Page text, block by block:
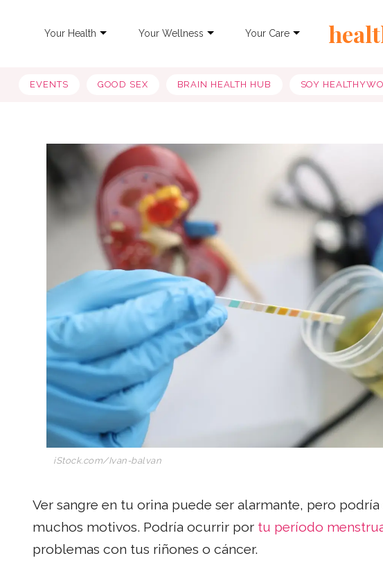
Your Health Your Wellness Your Care
EVENTS GOOD SEX BRAIN HEALTH HUB SOY
iStock.com/Ivan-balvan
Ver sangre en tu orina puede ser alarmante, pero
muchos motivos. Podría ocurrir por tu período
problemas con tus riñones o cáncer.